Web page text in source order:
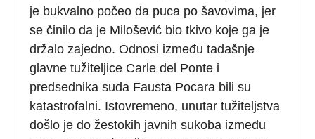
je bukvalno počeo da puca po šavovima, jer
se činilo da je Milošević bio tkivo koje ga je
držalo zajedno. Odnosi između tadašnje
glavne tužiteljice Carle del Ponte i
predsednika suda Fausta Pocara bili su
katastrofalni. Istovremeno, unutar tužiteljstva
došlo je do žestokih javnih sukoba između